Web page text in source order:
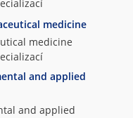
medicine
medicine
and applied
and applied